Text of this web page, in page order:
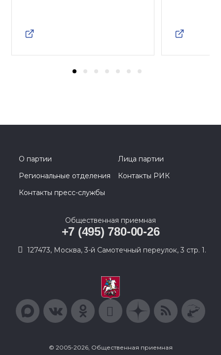
О партии
Лица партии
Региональные отделения
Контакты РИК
Контакты пресс-службы
Общественная приемная
+7 (495) 780-00-26
127473, Москва, 3-й Самотечный переулок, 3 стр. 1.
© 2005-2026, Общественная приемная